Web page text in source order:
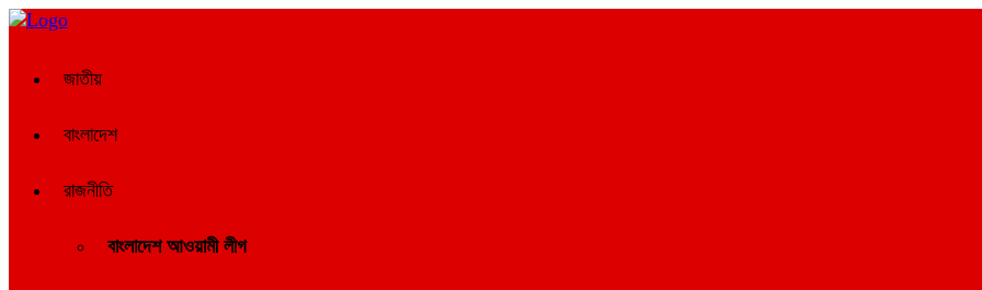
জাতীয়
বাংলাদেশ
রাজনীতি
বাংলাদেশ আওয়ামী লীগ